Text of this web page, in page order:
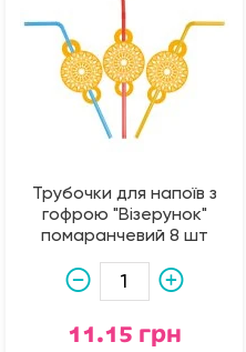
Трубочки для напоїв з
гофрою "Візерунок"
помаранчевий 8 шт
11.15 грн